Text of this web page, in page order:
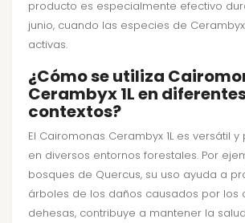
producto es especialmente efectivo
junio, cuando las especies de
activas.
¿Cómo se utiliza
Cerambyx 1L en
contextos?
El Cairomonas Cerambyx 1L es versátil
en diversos entornos forestales. Por
bosques de Quercus, su uso ayuda a
árboles de los daños causados por los
dehesas, contribuye a mantener la